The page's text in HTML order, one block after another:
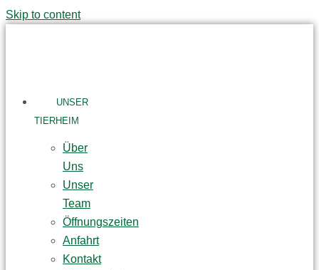
Skip to content
UNSER
TIERHEIM
Über
Uns
Unser
Team
Öffnungszeiten
Anfahrt
Kontakt